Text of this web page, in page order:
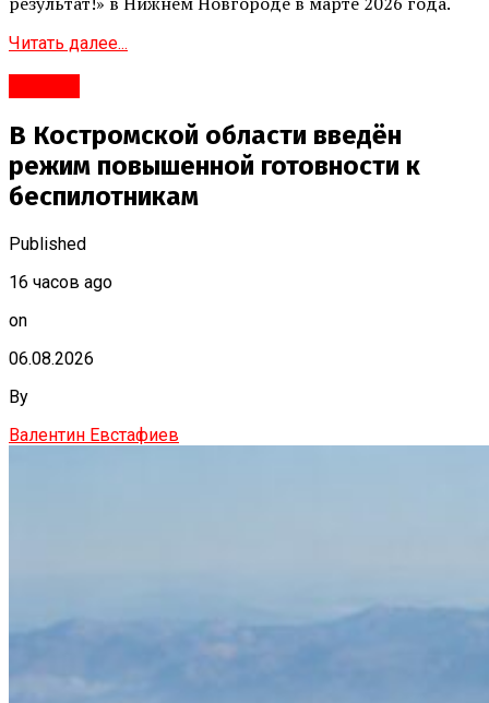
Читать далее...
В Костромской области введён
режим повышенной готовности к
беспилотникам
Published
16 часов ago
on
06.08.2026
By
Валентин Евстафиев